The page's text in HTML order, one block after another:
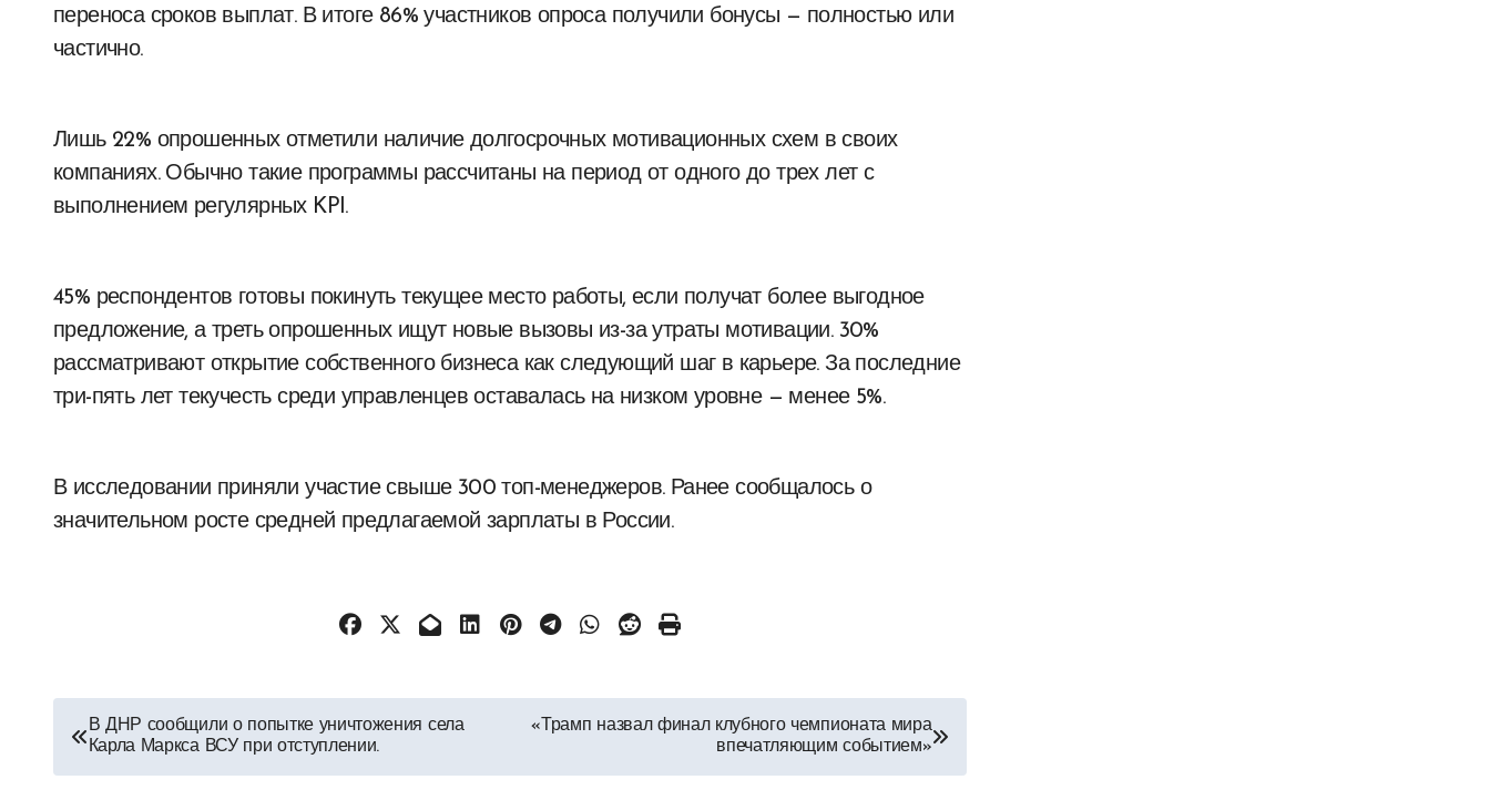
переноса сроков выплат. В итоге 86% участников опроса получили бонусы — полностью или
частично.
Лишь 22% опрошенных отметили наличие долгосрочных мотивационных схем в своих
компаниях. Обычно такие программы рассчитаны на период от одного до трех лет с
выполнением регулярных KPI.
45% респондентов готовы покинуть текущее место работы, если получат более выгодное
предложение, а треть опрошенных ищут новые вызовы из-за утраты мотивации. 30%
рассматривают открытие собственного бизнеса как следующий шаг в карьере. За последние
три-пять лет текучесть среди управленцев оставалась на низком уровне — менее 5%.
В исследовании приняли участие свыше 300 топ-менеджеров. Ранее сообщалось о
значительном росте средней предлагаемой зарплаты в России.
Навигация
по
В ДНР сообщили о попытке уничтожения села
Карла Маркса ВСУ при отступлении.
«Трамп назвал финал клубного чемпионата мира
впечатляющим событием»